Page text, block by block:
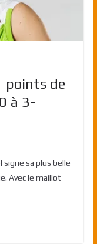
points de
à 3-
sa plus belle
Avec le maillot